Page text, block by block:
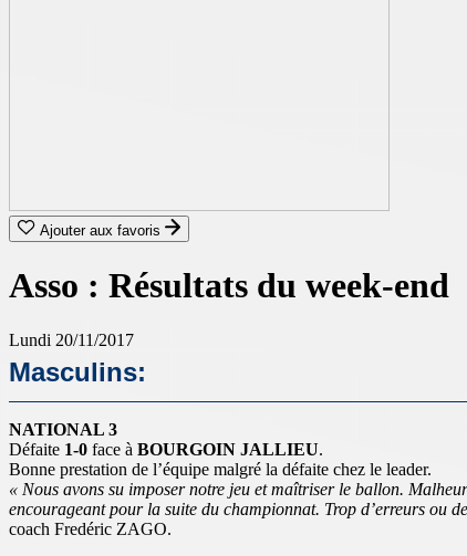
Ajouter aux favoris
Asso : Résultats du week-end
Lundi 20/11/2017
Masculins:
NATIONAL 3
Défaite 1-0 face à BOURGOIN JALLIEU.
Bonne prestation de l’équipe malgré la défaite chez le leader.
« Nous avons su imposer notre jeu et maîtriser le ballon.
encourageant pour la suite du championnat. Trop d’erreurs ou
coach Fredéric ZAGO.